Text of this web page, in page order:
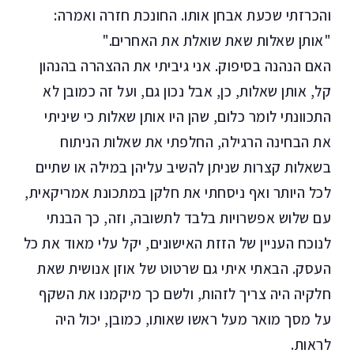
והכרזתי שכעת אבחן אותו. החונכת חזרה ואמרה:
"אותן שאלות שאת שואלת את האחרים."
האם הנהנה בסיפוק. אני גיביתי את ההצהרה בהנהון
קל, אותן שאלות, כן, אבל נכון גם, ועל זה כמובן לא
התכוונתי לומר כלום, שהן היו אותן שאלות כי שיניתי
את הבחינה הרגילה, החלפתי את שאלות הניתוח
בשאלות קצרות שניתן להשיב עליהן במילה או שתיים
לכל היותר ואף ניסחתי את חלקן במתכונת אמריקאית,
עם שלוש אפשרויות בלבד לתשובה, וזה, כך הבנתי
לנוכח העניין של הזזת האישונים, יקל עלי מאוד את כל
העסק. הבאתי איתי גם שרטוט של אוזן אנושית שאת
חלקיה היה צריך לזהות, ולשם כך מיקמנו את השקף
על מסך מואר מעל ראשו שאותו, כמובן, יכול היה
לראות.